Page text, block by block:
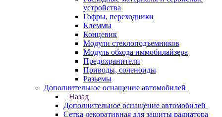
устройства
Гофры, переходники
Клеммы
Концевик
Модули стеклоподъемников
Модуль обхода иммобилайзера
Предохранители
Приводы, соленоиды
Разьемы
Дополнительное оснащение автомобилей
Назад
Дополнительное оснащение автомобилей
Сетка декоративная для защиты радиатора